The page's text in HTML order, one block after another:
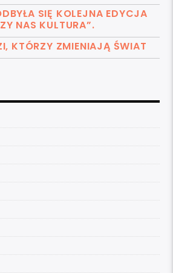
SIĘ KOLEJNA EDYCJA
NAS KULTURA”.
KTÓRZY ZMIENIAJĄ ŚWIAT